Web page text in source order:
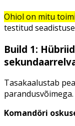
Ohiol on mitu
testitud
Build 1:
Tasakaalustab
parandusvõimega.
Komandöri